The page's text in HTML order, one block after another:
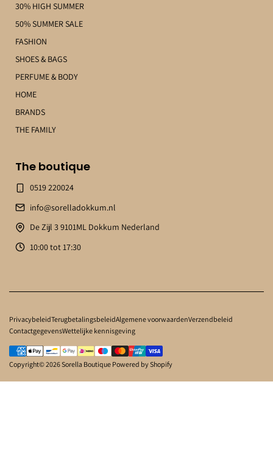
30% HIGH SUMMER
50% SUMMER SALE
FASHION
SHOES & BAGS
PERFUME & BODY
HOME
BRANDS
THE FAMILY
The boutique
0519 220024
info@sorelladokkum.nl
De Zijl 3 9101ML Dokkum Nederland
10:00 tot 17:30
PrivacybeleidTerugbetalingsbeleidAlgemene voorwaardenVerzendbeleid
ContactgegevensWettelijke kennisgeving
Copyright© 2026Sorella Boutique Powered by Shopify